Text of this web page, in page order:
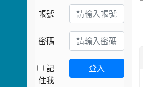
帳號
密碼
記
住我
登入